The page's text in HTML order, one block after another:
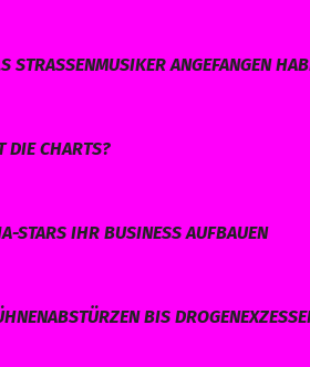
ANGEFANGEN HABEN
DIE CHARTS?
STARS IHR BUSINESS AUFBAUEN
BIS DROGENEXZESSEN